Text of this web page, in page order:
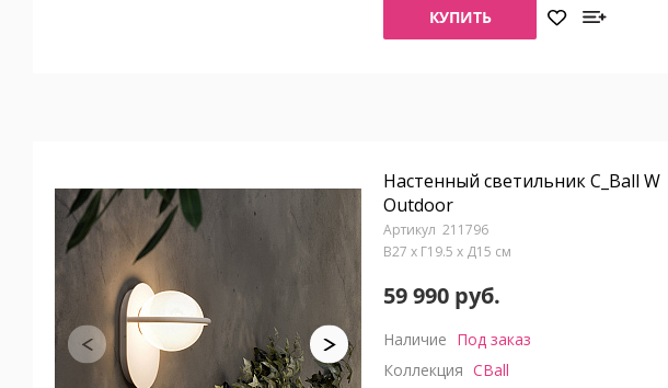
КУПИТЬ
Настенный светильник C_Ball W
Outdoor
211796
В27 x Г19.5 x Д15 см
59 990 руб.
Наличие Под заказ
Коллекция CBall